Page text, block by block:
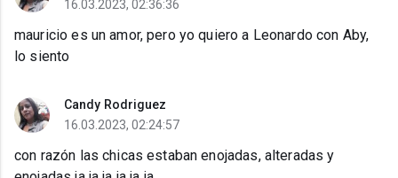
16.03.2023, 02:36:36
mauricio es un amor, pero yo quiero a Leonardo con Aby,
lo siento
Candy Rodriguez
16.03.2023, 02:24:57
con razón las chicas estaban enojadas, alteradas y